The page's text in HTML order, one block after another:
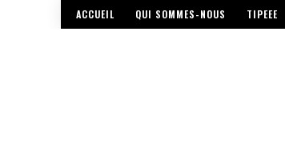
ACCUEIL QUI SOMMES-NOUS TIPEEE